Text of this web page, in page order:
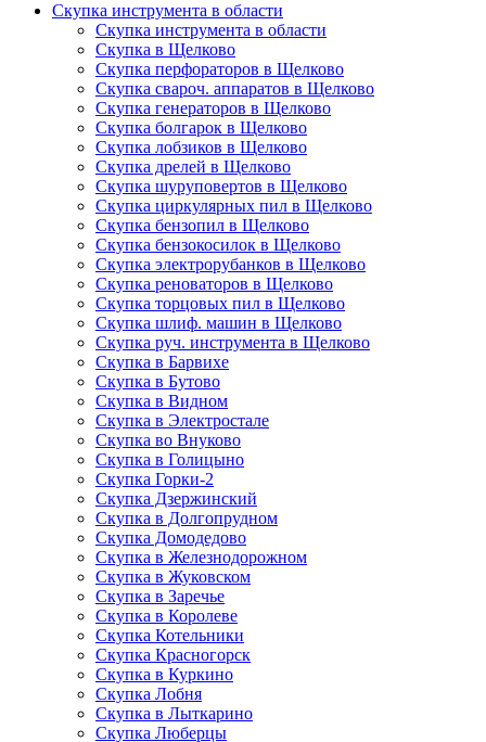
Скупка инструмента в области
Скупка инструмента в области
Скупка в Щелково
Скупка перфораторов в Щелково
Скупка свароч. аппаратов в Щелково
Скупка генераторов в Щелково
Скупка болгарок в Щелково
Скупка лобзиков в Щелково
Скупка дрелей в Щелково
Скупка шуруповертов в Щелково
Скупка циркулярных пил в Щелково
Скупка бензопил в Щелково
Скупка бензокосилок в Щелково
Скупка электрорубанков в Щелково
Скупка реноваторов в Щелково
Скупка торцовых пил в Щелково
Скупка шлиф. машин в Щелково
Скупка руч. инструмента в Щелково
Скупка в Барвихе
Скупка в Бутово
Скупка в Видном
Скупка в Электростале
Скупка во Внуково
Скупка в Голицыно
Скупка Горки-2
Скупка Дзержинский
Скупка в Долгопрудном
Скупка Домодедово
Скупка в Железнодорожном
Скупка в Жуковском
Скупка в Заречье
Скупка в Королеве
Скупка Котельники
Скупка Красногорск
Скупка в Куркино
Скупка Лобня
Скупка в Лыткарино
Скупка Люберцы